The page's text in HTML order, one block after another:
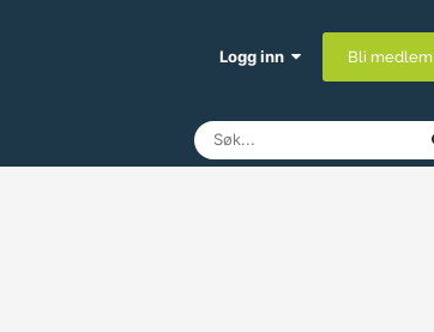
Logg inn Bli medlem